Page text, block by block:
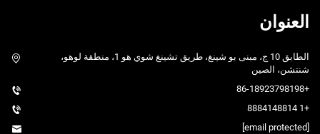
العنوان
الطابق 10 ج، مبنى بو شينغ، طريق تشينغ شوي هو 1، منطقة لوهو،
شنتشن، الصين
+86-18923798198
+1 8884148814